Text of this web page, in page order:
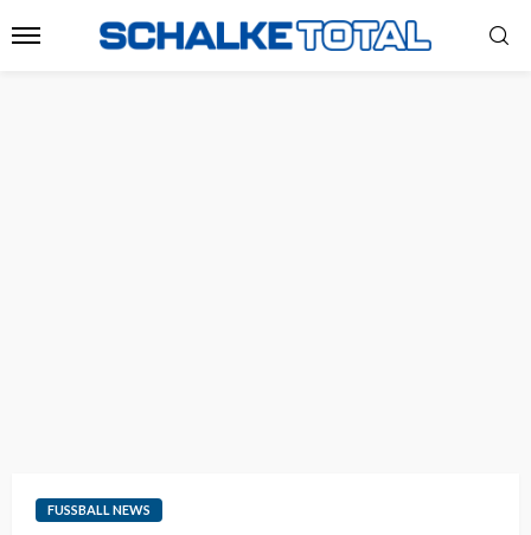
FUSSBALL NEWS